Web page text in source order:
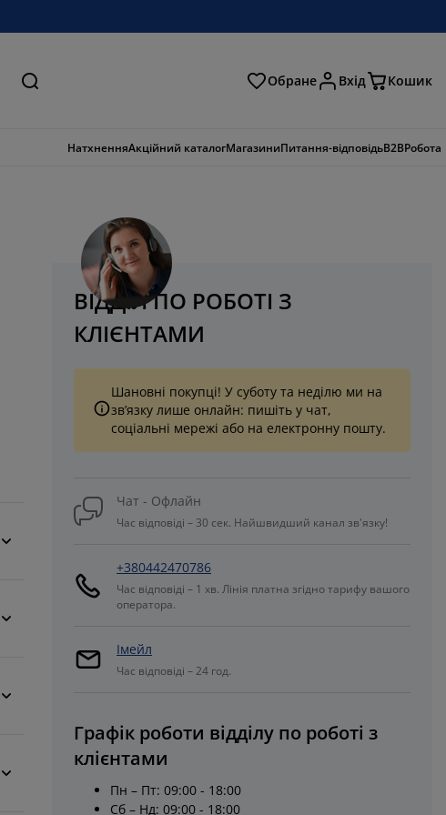
Пошук Обране Вхід Кошик
НатхненняАкційний каталогМагазиниПитання-відповідьB2BРобота
ВІДДІЛ ПО РОБОТІ З
КЛІЄНТАМИ
Шановні покупці! У суботу та неділю ми на
зв’язку лише онлайн: пишіть у чат,
соціальні мережі або на електронну пошту.
Чат - Офлайн
Час відповіді – 30 сек. Найшвидший канал зв'язку!
+380442470786
Час відповіді – 1 хв. Лінія платна згідно тарифу вашого
оператора.
Імейл
Час відповіді – 24 год.
Графік роботи відділу по роботі з
клієнтами
Пн – Пт: 09:00 - 18:00
Сб – Нд: 09:00 - 18:00